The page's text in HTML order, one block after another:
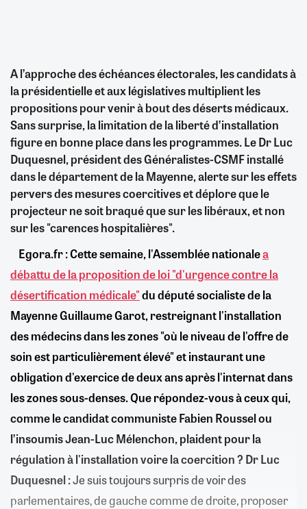
A l’approche des échéances électorales, les candidats à
la présidentielle et aux législatives multiplient les
propositions pour venir à bout des déserts médicaux.
Sans surprise, la limitation de la liberté d’installation
figure en bonne place dans les programmes. Le Dr Luc
Duquesnel, président des Généralistes-CSMF installé
dans le département de la Mayenne, alerte sur les effets
pervers des mesures coercitives et déplore que le
projecteur ne soit braqué que sur les libéraux, et non
sur les "carences hospitalières".
Egora.fr : Cette semaine, l'Assemblée nationalea
débattu de la proposition de loi "d'urgence contre la
désertification médicale"du député socialiste de la
Mayenne Guillaume Garot, restreignant l'installation
des médecins dans les zones "où le niveau de l'offre de
soin est particulièrement élevé" et instaurant une
obligation d'exercice de deux ans après l'internat dans
les zones sous-denses. Que répondez-vous à ceux qui,
comme le candidat communiste Fabien Roussel ou
l’insoumis Jean-Luc Mélenchon, plaident pour la
régulation à l'installation voire la coercition ? Dr Luc
Duquesnel :Je suis toujours surpris de voir des
parlementaires, de gauche comme de droite, proposer